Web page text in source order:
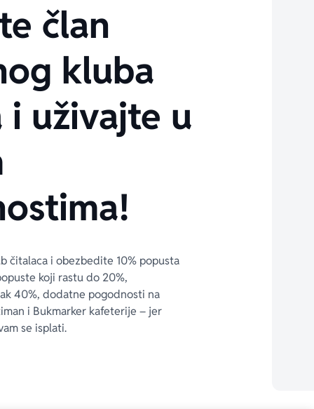
član
kluba
i uživajte u
čitalaca i obezbedite 10% popusta
koji rastu do 20%,
40%, dodatne pogodnosti na
i Bukmarker kafeterije – jer
se isplati.